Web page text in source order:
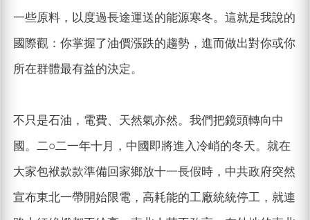
一些原料，以度過長途運送的能源寒冬。這就是我說的
國際觀：你掌握了油價漲跌的趨勢，進而做出對你或你
所在群體最有益的決定。
不只是石油，電費、天然氣亦然。我們把鏡頭轉向中
國。二○二一年十月，中國即將進入冷峭的冬天。就在
大家包袱款款準備回家鄉放十一長假時，中共政府突然
宣布東北一帶開始限電，高耗能的工廠統統停工，就連